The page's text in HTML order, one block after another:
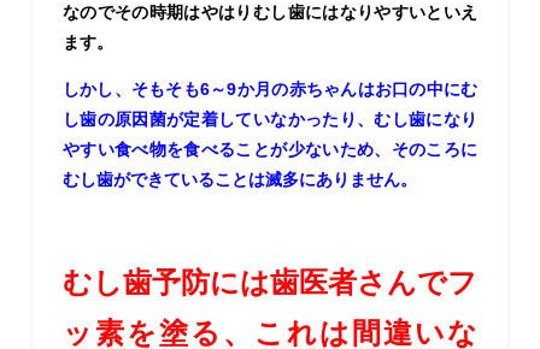
なのでその時期はやはりむし歯にはなりやすいといえ
ます。
しかし、そもそも6～9か月の赤ちゃんはお口の中にむ
し歯の原因菌が定着していなかったり、むし歯になり
やすい食べ物を食べることが少ないため、そのころに
むし歯ができていることは滅多にありません。
むし歯予防には歯医者さんでフ
ッ素を塗る、これは間違いな